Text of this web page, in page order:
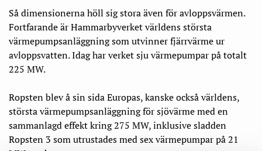
Så dimensionerna höll sig stora även för avloppsvärmen.
Fortfarande är Hammarbyverket världens största
värmepumpsanläggning som utvinner fjärrvärme ur
avloppsvatten. Idag har verket sju värmepumpar på totalt
225 MW.
Ropsten blev å sin sida Europas, kanske också världens,
största värmepumpsanläggning för sjövärme med en
sammanlagd effekt kring 275 MW, inklusive sladden
Ropsten 3 som utrustades med sex värmepumpar på 21